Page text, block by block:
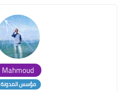
Mahmoud
مؤسس المدونة